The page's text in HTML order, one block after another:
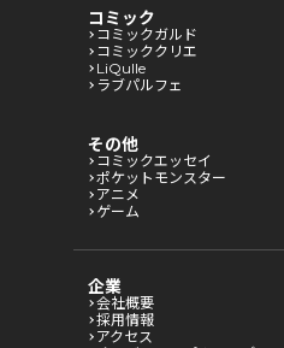
コミック
コミックガルド
コミッククリエ
LiQulle
ラブパルフェ
その他
コミックエッセイ
ポケットモンスター
アニメ
ゲーム
企業
会社概要
採用情報
アクセス